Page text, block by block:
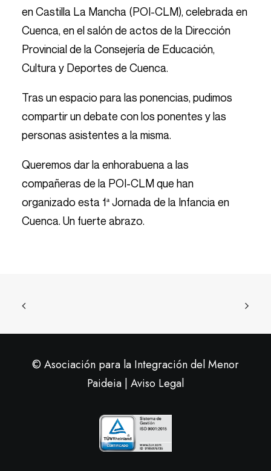
en Castilla La Mancha (POI-CLM), celebrada en
Cuenca, en el salón de actos de la Dirección
Provincial de la Consejería de Educación,
Cultura y Deportes de Cuenca.
Tras un espacio para las ponencias, pudimos
compartir un debate con los ponentes y las
personas asistentes a la misma.
Queremos dar la enhorabuena a las
compañeras de la POI-CLM que han
organizado esta 1ª Jornada de la Infancia en
Cuenca. Un fuerte abrazo.
© Asociación para la Integración del Menor
Paideia | Aviso Legal